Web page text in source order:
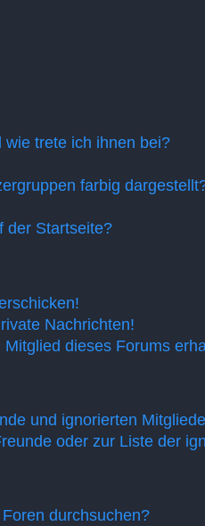
trete ich ihnen bei?
farbig
der Startseite?
Nachrichten!
dieses Forums
und ignorierten
oder zur Liste der
durchsuchen?